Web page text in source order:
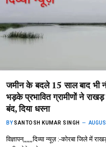
जमीन के बदले 15 साल बाद भी
भड़के प्रभावित ग्रामीणों ने
बंद, दिया धरना
BY SANTOSH KUMAR SINGH
विज्ञापन,,,,,,दिव्या न्यूज़ :-कोरबा जिले में